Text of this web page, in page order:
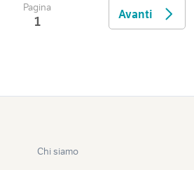
Pagina
1 Avanti
Chi siamo